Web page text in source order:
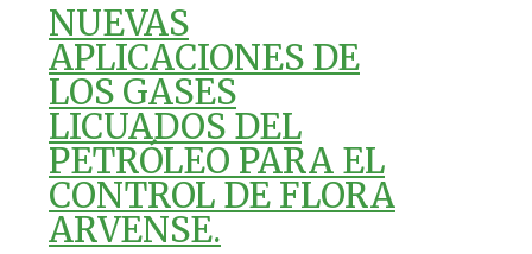
NUEVAS
APLICACIONES DE
LOS GASES
LICUADOS DEL
PETRÓLEO PARA EL
CONTROL DE FLORA
ARVENSE.